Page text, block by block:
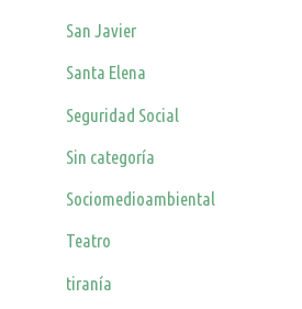
San Javier
Santa Elena
Seguridad Social
Sin categoría
Sociomedioambiental
Teatro
tiranía